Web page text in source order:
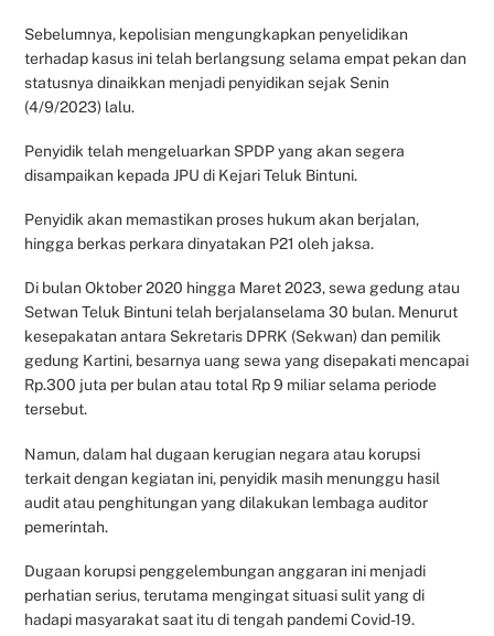
Sebelumnya, kepolisian mengungkapkan penyelidikan
terhadap kasus ini telah berlangsung selama empat pekan dan
statusnya dinaikkan menjadi penyidikan sejak Senin
(4/9/2023) lalu.
Penyidik telah mengeluarkan SPDP yang akan segera
disampaikan kepada JPU di Kejari Teluk Bintuni.
Penyidik akan memastikan proses hukum akan berjalan,
hingga berkas perkara dinyatakan P21 oleh jaksa.
Di bulan Oktober 2020 hingga Maret 2023, sewa gedung atau
Setwan Teluk Bintuni telah berjalanselama 30 bulan. Menurut
kesepakatan antara Sekretaris DPRK (Sekwan) dan pemilik
gedung Kartini, besarnya uang sewa yang disepakati mencapai
Rp.300 juta per bulan atau total Rp 9 miliar selama periode
tersebut.
Namun, dalam hal dugaan kerugian negara atau korupsi
terkait dengan kegiatan ini, penyidik masih menunggu hasil
audit atau penghitungan yang dilakukan lembaga auditor
pemerintah.
Dugaan korupsi penggelembungan anggaran ini menjadi
perhatian serius, terutama mengingat situasi sulit yang di
hadapi masyarakat saat itu di tengah pandemi Covid-19.